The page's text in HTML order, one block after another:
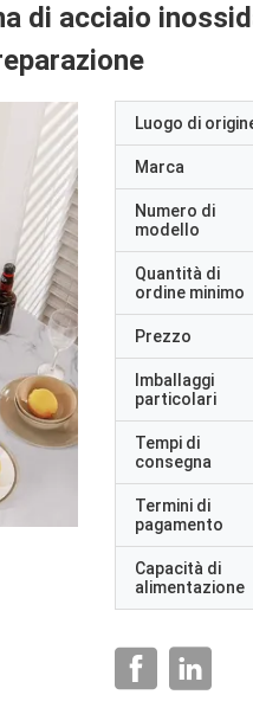
di acciaio
Luogo di
Marca
Numero di
modello
Quantità di
ordine minimo
Prezzo
Imballaggi
particolari
Tempi di
consegna
Termini di
pagamento
Capacità di
alimentazione